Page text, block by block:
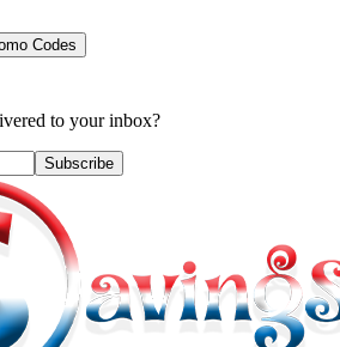
Codes
to your inbox?
Subscribe